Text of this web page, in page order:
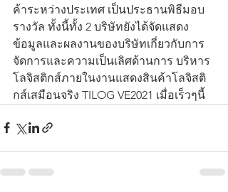
ค้าระหว่างประเทศ เป็นประธานพิธีมอบ
รางวัล ทั้งนี้ทั้ง 2 บริษัทยังได้จัดแสดง
ข้อมูลและผลงานของบริษัทเกี่ยวกับการ
จัดการและความเป็นเลิศด้านการ บริหาร
โลจิสติกส์ภายในงานแสดงสินค้าโลจิสติ
กส์เสมือนจริง TILOG VE2021 เมื่อเร็วๆนี้